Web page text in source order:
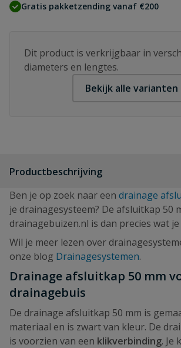
Gratis pakketzending vanaf €200
Dit product is verkrijgbaar in
diameters en lengtes.
Bekijk alle varianten
Productbeschrijving
Ben je op zoek naar een drainage
je drainagesysteem? De afsluitkap 50
drainagebuizen.nl is dan precies wat
Wil je meer lezen over
onze blog Drainagesystemen.
Drainage afsluitkap 50 mm
drainagebuis
De drainage afsluitkap 50 mm is
materiaal en is zwart van kleur. De
is voorzien van een klikverbinding. Je